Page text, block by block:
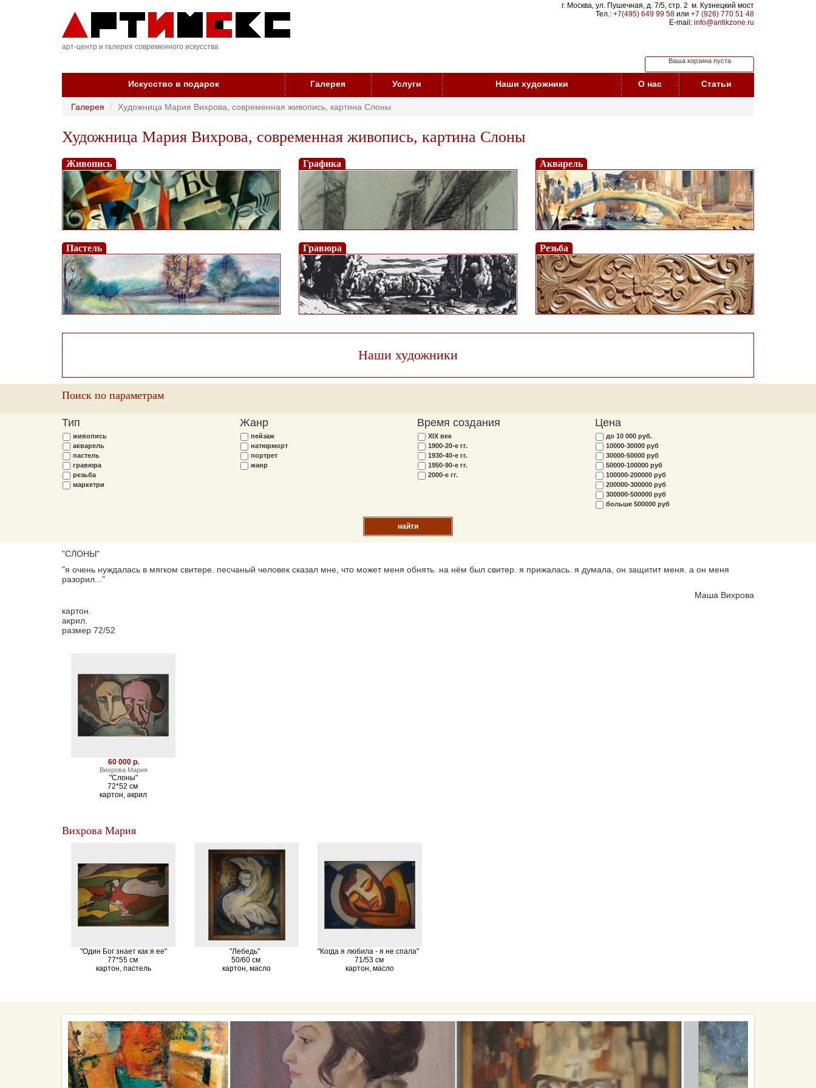
арт-центр и галерея современного искусства
г. Москва, ул. Пушечная, д. 7/5, стр. 2 м. Кузнецкий мост
Тел.: +7(495) 649 99 58 или +7 (926) 770 51 48
E-mail: info@antikzone.ru
Ваша корзина пуста
Искусство в подарок Галерея Услуги Наши художники О нас Статьи
Галерея Художница Мария Вихрова, современная живопись, картина Слоны
Художница Мария Вихрова, современная живопись, картина Слоны
Живопись Графика Акварель
Пастель Гравюра Резьба
Наши художники
Поиск по параметрам
Тип
живопись
акварель
пастель
гравюра
резьба
маркетри
Жанр
пейзаж
натюрморт
портрет
жанр
Время создания
XIX век
1900-20-е гг.
1930-40-е гг.
1950-90-е гг.
2000-е гг.
Цена
до 10 000 руб.
10000-30000 руб
30000-50000 руб
50000-100000 руб
100000-200000 руб
200000-300000 руб
300000-500000 руб
больше 500000 руб
найти
"СЛОНЫ"
"я очень нуждалась в мягком свитере. песчаный человек сказал мне, что может меня обнять. на нём был свитер. я прижалась. я думала, он защитит меня. а он меня
разорил..."
Маша Вихрова
картон.
акрил.
размер 72/52
60 000 р.
Вихрова Мария
"Слоны"
72*52 см
картон, акрил
Вихрова Мария
"Один Бог знает как я ее"
77*55 см
картон, пастель
"Лебедь"
50/60 см
картон, масло
"Когда я любила - я не спала"
71/53 см
картон, масло